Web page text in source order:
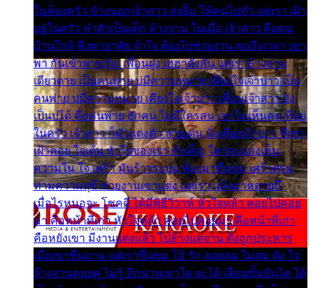
ในห้องครัว ข้างนอกเจ้าสาว ส่งยิ้ม ให้คนไปทั่ว แต่เรา เฝ้า
อยู่ในครัว ทำตัวเป็นเด็ก ล้างจาน ในเมื่อ เจ้าสาว คือคน
บ้านใกล้ พึ่งพาอาศัย จำใจ ต้องไปช่วยงาน พอถึงเวลา เขา
พา กันเข้าพาขวัญ เพื่อนฝูง เฮฮาดังลั่น แต่เราล้างจาน
เดียวดาย เป็นคนพ่าย บ่มีความหมาย เคียงใจเจ้าบ่าว เป็น
คนพ่าย บ่มีความหมาย เคียงใจเจ้าบ่าว เพื่อนเจ้าสาว ยัง
เป็นบ่ได้ คือคนพ่าย ฮักคน ไม่มีใครสน เขาไม่เห็นคน ที่อยู่
ในครัว เจ้าสาว ก็มัวแต่งตัว สวยเด่น นั่งเคียงเจ้าบ่าว ที่เขา
เฝ้าคอย ใจเต้น หัวใจของเรา ลำเค็ญ ใครจะมองเห็น
ความใน ใจ เศร้า มันร้าวระบม ต้องมาขื่นขม เศร้าตรม
ท่ามความสุขี ช่วยงานเขาแต่ง แต่เรา แล้งมาหลายปี
เมื่อไรหนอจะ โชคดี ได้มีพิธีวิวาห์ หัวใจหล้า คอยไปคอย
มา คือหน้าที่เก่า หัวใจหล้า คอยไปคอยมา คือหน้าที่เก่า
คือหยังเขา มีงานแต่งแล้ว ไปล้างแต่จาน ดั่งถูกประหาร
เมื่อเขาชื่นบาน แต่เราขื่นขม โอ้ รัก ลอยลม ไม่สม ดัง ใจ
ล้างจานคอยคู่ ไม่รู้ อีกนานเท่าใด จะได้ เลื่อนขั้นบันได ได้